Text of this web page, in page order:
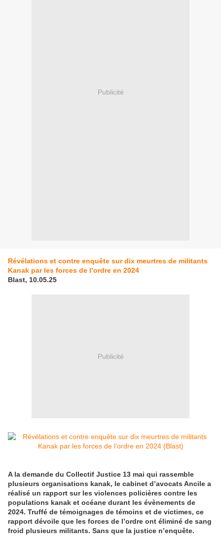
Publicité
Révélations et contre enquête sur dix meurtres de militants
Kanak par les forces de l’ordre en 2024
Blast, 10.05.25
Publicité
A la demande du Collectif Justice 13 mai qui rassemble
plusieurs organisations kanak, le cabinet d’avocats Ancile a
réalisé un rapport sur les violences policières contre les
populations kanak et océane durant les évènements de
2024. Truffé de témoignages de témoins et de victimes, ce
rapport dévoile que les forces de l’ordre ont éliminé de sang
froid plusieurs militants. Sans que la justice n’enquête.